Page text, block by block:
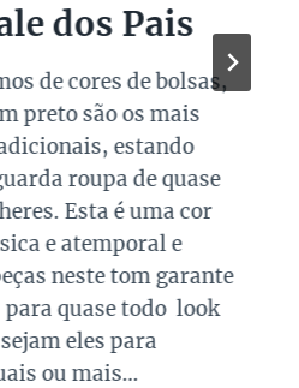
dos Pais
de cores de bolsas,
são os mais
estando
roupa de quase
Esta é uma cor
e atemporal e
neste tom garante
quase todo look
eles para
ou mais…